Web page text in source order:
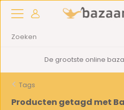
De grootste online
Tags
Producten getagd met